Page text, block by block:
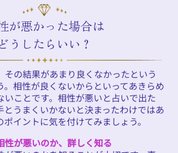
が悪かった場合は
どうしたらいい？
その結果があまり良くなかったという
。相性が良くないからといってあきらめ
いことです。相性が悪いと占いで出た
とうまくいかないと決まったわけではあ
イントに気を付けてみましょう。
性が悪いのか、詳しく知る